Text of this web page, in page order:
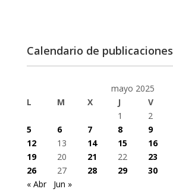
Calendario de publicaciones
mayo 2025
L
M X J V
1
2
5
6 7 8 9
12
13 14 15 16
19
20 21 22 23
26
27 28 29 30
« Abr
Jun »